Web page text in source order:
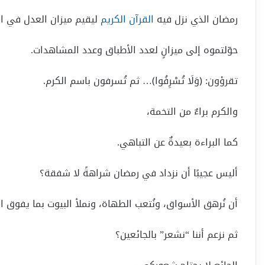
رمضان الذي نزل فيه القرآن الكريم ليقيم ميزان العدل في
حوّلتموه إلى ميزانٍ لعدد الأطباق وعدد المشاهدات.
تقرؤون: ﴿وَلَا تُسْرِفُوا﴾… ثم تُسرفون باسم الكرم.
والكرم براءٌ من التخمة،
كما البراءة بعيدةٌ عن التباهي.
أليس عجيبًا أن نزداد في رمضان شراهةً لا شفقة؟
أن نُرهق الأسواق، ونُتعب الطهاة، ونملأ البيوت بما يفوق
ثم نزعم أننا “نشعر” بالجائعين؟